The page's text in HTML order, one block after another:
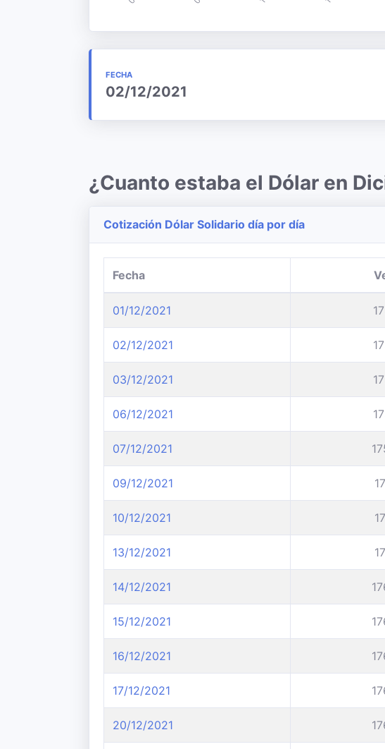
FECHA
02/12/2021
¿Cuanto estaba el Dólar en
Cotización Dólar Solidario día por día
Fecha
01/12/2021
02/12/2021
03/12/2021
06/12/2021
07/12/2021
09/12/2021
10/12/2021
13/12/2021
14/12/2021
15/12/2021
16/12/2021
17/12/2021
20/12/2021